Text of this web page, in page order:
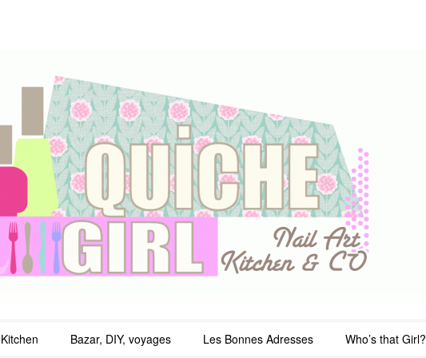
Kitchen Bazar, DIY, voyages Les Bonnes Adresses Who’s that Girl?